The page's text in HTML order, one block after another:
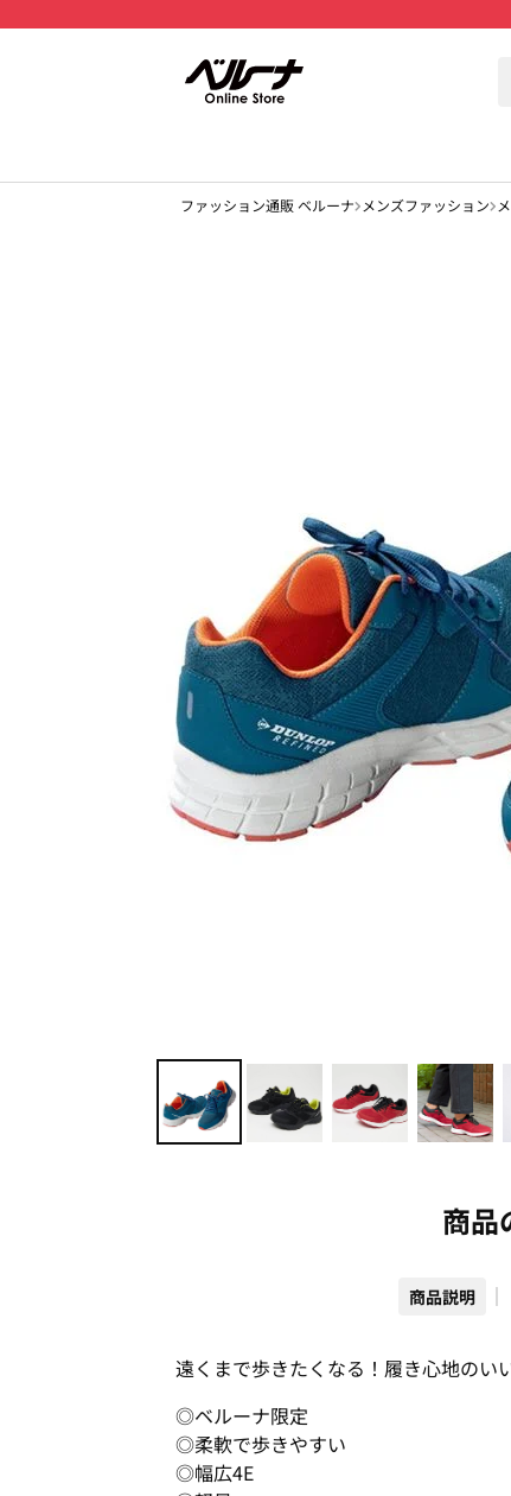
ファッション通販 ベルーナ メンズファッション
商品
商品説明
遠くまで歩きたくなる！履き心地のい
◎ベルーナ限定
◎柔軟で歩きやすい
◎幅広4E